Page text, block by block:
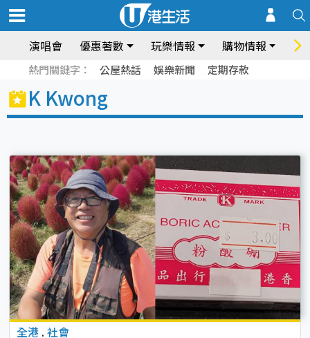
演唱會 優惠著數 玩樂情報 購物情報 飲
熱門關鍵字： 公屋熱話 娛樂新聞 定期存款
K Kwong
全港 . 社會